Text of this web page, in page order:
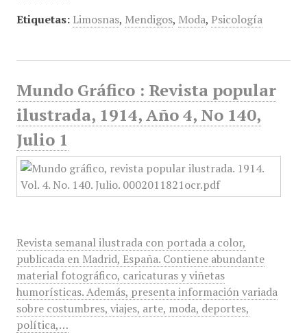
Etiquetas: Limosnas, Mendigos, Moda, Psicología
Mundo Gráfico : Revista popular
ilustrada, 1914, Año 4, No 140,
Julio 1
Revista semanal ilustrada con portada a color,
publicada en Madrid, España. Contiene abundante
material fotográfico, caricaturas y viñetas
humorísticas. Además, presenta información variada
sobre costumbres, viajes, arte, moda, deportes,
política,…